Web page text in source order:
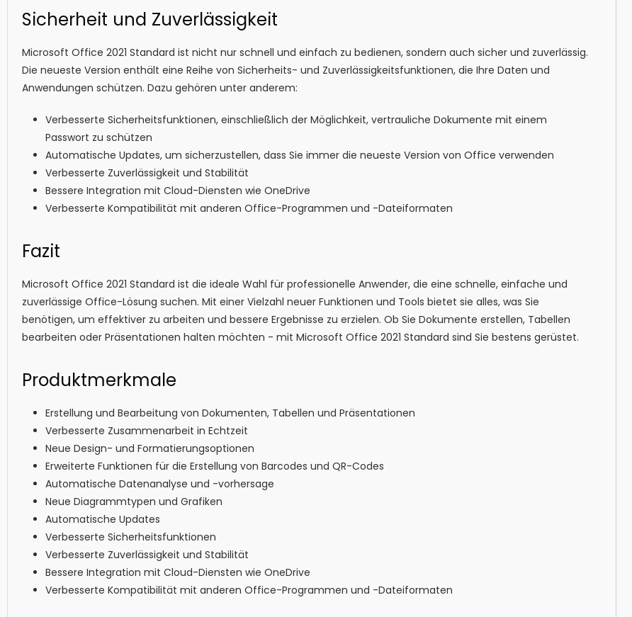
Sicherheit und Zuverlässigkeit
Microsoft Office 2021 Standard ist nicht nur schnell und einfach zu bedienen, sondern auch sicher und zuverlässig.
Die neueste Version enthält eine Reihe von Sicherheits- und Zuverlässigkeitsfunktionen, die Ihre Daten und
Anwendungen schützen. Dazu gehören unter anderem:
Verbesserte Sicherheitsfunktionen, einschließlich der Möglichkeit, vertrauliche Dokumente mit einem
Passwort zu schützen
Automatische Updates, um sicherzustellen, dass Sie immer die neueste Version von Office verwenden
Verbesserte Zuverlässigkeit und Stabilität
Bessere Integration mit Cloud-Diensten wie OneDrive
Verbesserte Kompatibilität mit anderen Office-Programmen und -Dateiformaten
Fazit
Microsoft Office 2021 Standard ist die ideale Wahl für professionelle Anwender, die eine schnelle, einfache und
zuverlässige Office-Lösung suchen. Mit einer Vielzahl neuer Funktionen und Tools bietet sie alles, was Sie
benötigen, um effektiver zu arbeiten und bessere Ergebnisse zu erzielen. Ob Sie Dokumente erstellen, Tabellen
bearbeiten oder Präsentationen halten möchten - mit Microsoft Office 2021 Standard sind Sie bestens gerüstet.
Produktmerkmale
Erstellung und Bearbeitung von Dokumenten, Tabellen und Präsentationen
Verbesserte Zusammenarbeit in Echtzeit
Neue Design- und Formatierungsoptionen
Erweiterte Funktionen für die Erstellung von Barcodes und QR-Codes
Automatische Datenanalyse und -vorhersage
Neue Diagrammtypen und Grafiken
Automatische Updates
Verbesserte Sicherheitsfunktionen
Verbesserte Zuverlässigkeit und Stabilität
Bessere Integration mit Cloud-Diensten wie OneDrive
Verbesserte Kompatibilität mit anderen Office-Programmen und -Dateiformaten